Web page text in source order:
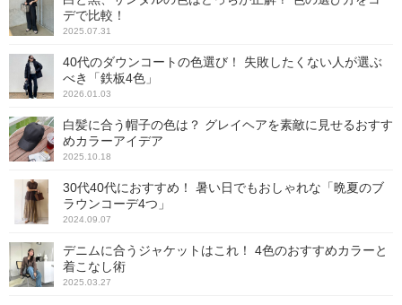
デで比較！
2025.07.31
40代のダウンコートの色選び！ 失敗したくない人が選ぶ
べき「鉄板4色」
2026.01.03
白髪に合う帽子の色は？ グレイヘアを素敵に見せるおすす
めカラーアイデア
2025.10.18
30代40代におすすめ！ 暑い日でもおしゃれな「晩夏のブ
ラウンコーデ4つ」
2024.09.07
デニムに合うジャケットはこれ！ 4色のおすすめカラーと
着こなし術
2025.03.27